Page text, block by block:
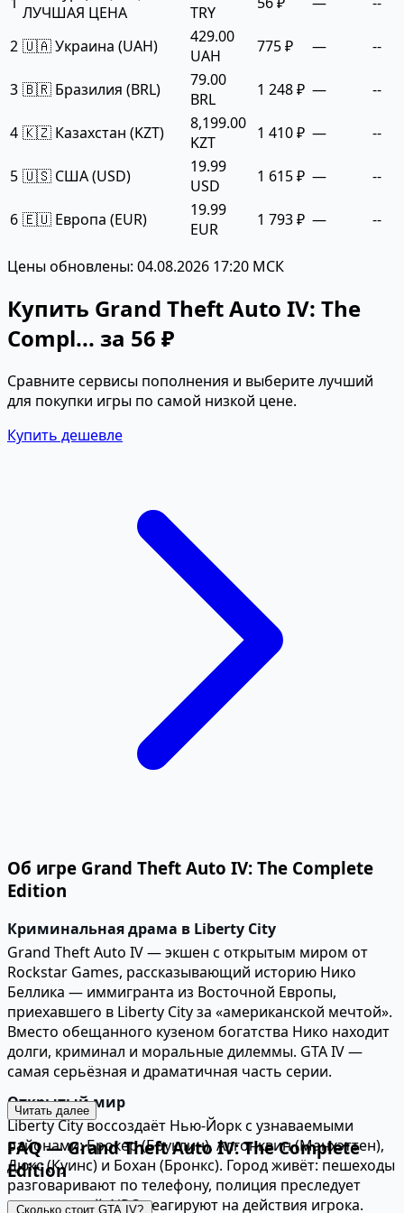
ЛУЧШАЯ ЦЕНА
TRY
2 🇺🇦 Украина (UAH)
429.00
UAH
775 ₽ — --
3 🇧🇷 Бразилия (BRL)
79.00
BRL
1 248 ₽ — --
4 🇰🇿 Казахстан (KZT)
8,199.00
KZT
1 410 ₽ — --
5 🇺🇸 США (USD)
19.99
USD
1 615 ₽ — --
6 🇪🇺 Европа (EUR)
19.99
EUR
1 793 ₽ — --
Цены обновлены: 04.08.2026 17:20 МСК
Купить Grand Theft Auto IV: The
Compl... за 56 ₽
Сравните сервисы пополнения и выберите лучший
для покупки игры по самой низкой цене.
Купить дешевле
Об игре Grand Theft Auto IV: The Complete
Edition
Криминальная драма в Liberty City
Grand Theft Auto IV — экшен с открытым миром от
Rockstar Games, рассказывающий историю Нико
Беллика — иммигранта из Восточной Европы,
приехавшего в Liberty City за «американской мечтой».
Вместо обещанного кузеном богатства Нико находит
долги, криминал и моральные дилеммы. GTA IV —
самая серьёзная и драматичная часть серии.
Открытый мир
Liberty City воссоздаёт Нью-Йорк с узнаваемыми
районами: Брокер (Бруклин), Алгонквин (Манхэттен),
Дюкс (Куинс) и Бохан (Бронкс). Город живёт: пешеходы
разговаривают по телефону, полиция преследует
нарушителей, NPC реагируют на действия игрока.
Читать далее
FAQ — Grand Theft Auto IV: The Complete
Edition
Сколько стоит GTA IV?